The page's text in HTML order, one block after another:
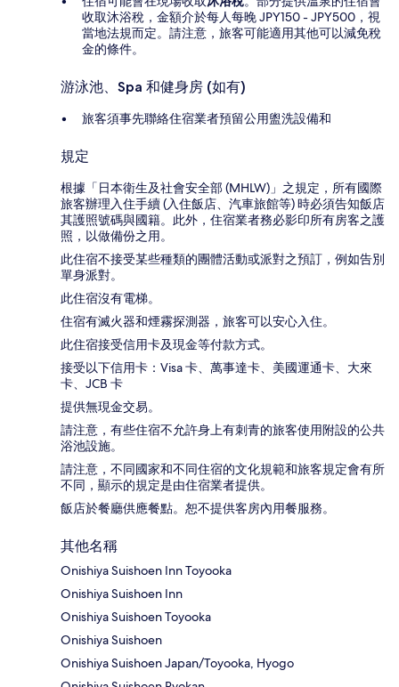
收取沐浴稅，金額介於每人每晚 JPY150 - JPY500，視
當地法規而定。請注意，旅客可能適用其他可以減免稅
金的條件。
游泳池、Spa 和健身房 (如有)
旅客須事先聯絡住宿業者預留公用盥洗設備和
規定
根據「日本衛生及社會安全部 (MHLW)」之規定，所有國際
旅客辦理入住手續 (入住飯店、汽車旅館等) 時必須告知飯店
其護照號碼與國籍。此外，住宿業者務必影印所有房客之護
照，以做備份之用。
此住宿不接受某些種類的團體活動或派對之預訂，例如告別
單身派對。
此住宿沒有電梯。
住宿有滅火器和煙霧探測器，旅客可以安心入住。
此住宿接受信用卡及現金等付款方式。
接受以下信用卡：Visa 卡、萬事達卡、美國運通卡、大來
卡、JCB 卡
提供無現金交易。
請注意，有些住宿不允許身上有刺青的旅客使用附設的公共
浴池設施。
請注意，不同國家和不同住宿的文化規範和旅客規定會有所
不同，顯示的規定是由住宿業者提供。
飯店於餐廳供應餐點。恕不提供客房內用餐服務。
其他名稱
Onishiya Suishoen Inn Toyooka
Onishiya Suishoen Inn
Onishiya Suishoen Toyooka
Onishiya Suishoen
Onishiya Suishoen Japan/Toyooka, Hyogo